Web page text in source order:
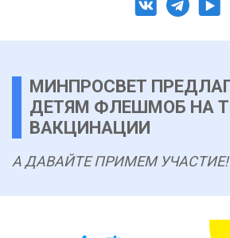
МИНПРОСВЕТ
ДЕТЯМ ФЛЕШМОБ НА
ВАКЦИНАЦИИ
А ДАВАЙТЕ ПРИМЕМ УЧАСТИЕ!